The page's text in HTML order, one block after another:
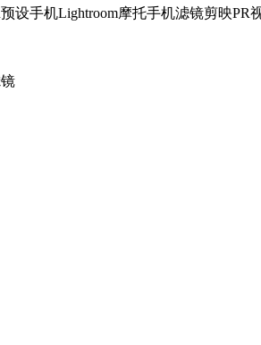
设手机Lightroom摩托手机滤镜剪映PR